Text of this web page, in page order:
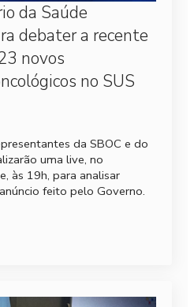
da Saúde
debater a recente
novos
no SUS
da SBOC e do
uma live, no
às 19h, para analisar
feito pelo Governo.